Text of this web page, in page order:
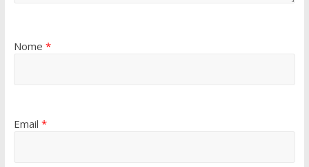
Nome *
Email *